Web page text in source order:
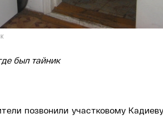
был тайник
позвонили участковому